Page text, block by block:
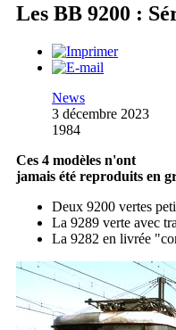
Les BB 9200 :
News
3 décembre 2023
1984
Ces 4 modèles n'ont
jamais été reproduits en
Deux 9200 vertes
La 9289 verte avec
La 9282 en livrée